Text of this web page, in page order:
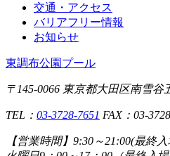
交通・アクセス
バリアフリー情報
お知らせ
東調布公園プール
〒145-0066 東京都大田区南雪谷
TEL： 03-3728-7651 FAX：03-
【営業時間】 9:30～21:00(最